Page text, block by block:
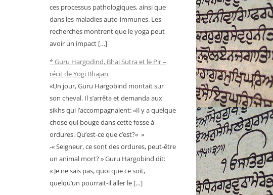
ces processus pathologiques, ainsi que
dans les maladies auto-immunes. Les
recherches montrent que le yoga peut
avoir un impact […]
* Guru Hargodind, Bhai Sutra et le Pir –
récit de Yogi Bhajan
«Un jour, Guru Hargobind montait sur
son cheval. Il s’arrêta et demanda aux
sikhs qui l’accompagnaient: «Il y a quelque
chose qui bouge dans cette fosse à
ordures. Qu’est-ce que c’est?« »
-« Seigneur, ce sont des ordures, peut-être
un animal mort? » Guru Hargobind dit:
« Je ne sais pas, quoi que ce soit,
quelqu’un pourrait-il aller le […]